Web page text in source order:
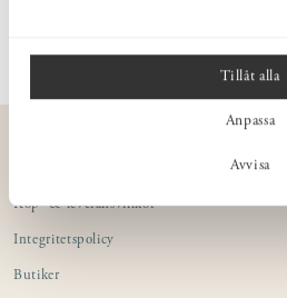
Tillåt alla
Anpassa
Avvisa
Köp- & leveransvillkor
Integritetspolicy
Butiker